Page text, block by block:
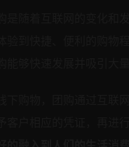
是随着互联网的变化和